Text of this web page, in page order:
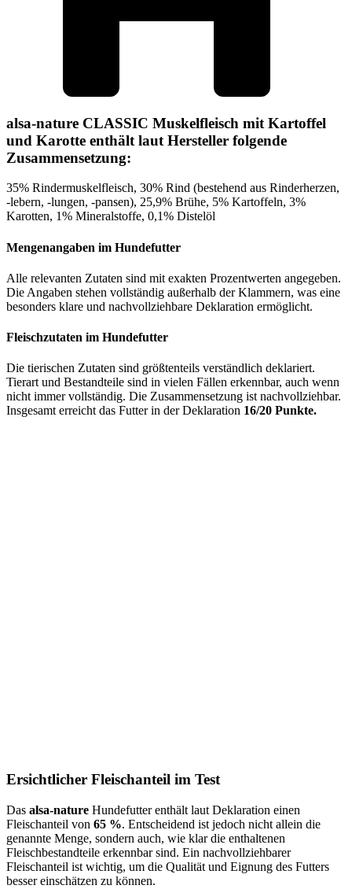
alsa-nature CLASSIC Muskelfleisch mit Kartoffel
und Karotte enthält laut Hersteller folgende
Zusammensetzung:
35% Rindermuskelfleisch, 30% Rind (bestehend aus Rinderherzen,
-lebern, -lungen, -pansen), 25,9% Brühe, 5% Kartoffeln, 3%
Karotten, 1% Mineralstoffe, 0,1% Distelöl
Mengenangaben im Hundefutter
Alle relevanten Zutaten sind mit exakten Prozentwerten angegeben.
Die Angaben stehen vollständig außerhalb der Klammern, was eine
besonders klare und nachvollziehbare Deklaration ermöglicht.
Fleischzutaten im Hundefutter
Die tierischen Zutaten sind größtenteils verständlich deklariert.
Tierart und Bestandteile sind in vielen Fällen erkennbar, auch wenn
nicht immer vollständig. Die Zusammensetzung ist nachvollziehbar.
Insgesamt erreicht das Futter in der Deklaration 16/20 Punkte.
Ersichtlicher Fleischanteil im Test
Das alsa-nature Hundefutter enthält laut Deklaration einen
Fleischanteil von 65 %. Entscheidend ist jedoch nicht allein die
genannte Menge, sondern auch, wie klar die enthaltenen
Fleischbestandteile erkennbar sind. Ein nachvollziehbarer
Fleischanteil ist wichtig, um die Qualität und Eignung des Futters
besser einschätzen zu können.